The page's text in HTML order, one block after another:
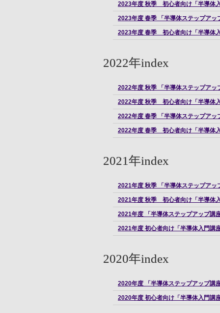
2023年度 秋季 初心者向け「半導体
2023年度 春季 「半導体ステップア
2023年度 春季 初心者向け「半導体
2022年index
2022年度 秋季 「半導体ステップア
2022年度 秋季 初心者向け「半導体
2022年度 春季 「半導体ステップア
2022年度 春季 初心者向け「半導体
2021年index
2021年度 秋季 「半導体ステップア
2021年度 秋季 初心者向け「半導体
2021年度 「半導体ステップアップ講
2021年度 初心者向け「半導体入門講
2020年index
2020年度 「半導体ステップアップ講
2020年度 初心者向け「半導体入門講